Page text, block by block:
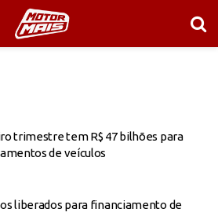
trimestre tem R$ 47 bilhões para
de veículos
liberados para financiamento de